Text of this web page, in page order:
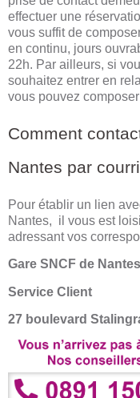
effectuer une
vous suffit de
en continu, jours
22h. Par ailleurs, si
souhaitez entrer en
vous pouvez
Comment
Nantes par
Pour établir un lien
Nantes, il vous est
adressant vos
Gare SNCF de Nantes
Service Client
27 boulevard